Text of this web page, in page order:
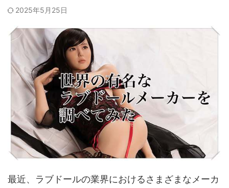
2025年5月25日
最近、ラブドールの業界におけるさまざまなメーカ